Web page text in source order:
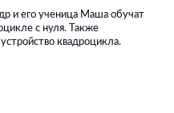
и его ученица Маша обучат
с нуля. Также
квадроцикла.